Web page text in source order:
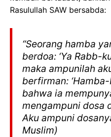
Rasulullah SAW bersabda:
“Seorang hamba
berdoa: ‘Ya Rabb-
maka ampunilah
berfirman:
bahwa ia
mengampuni dosa
Aku ampuni
Muslim)